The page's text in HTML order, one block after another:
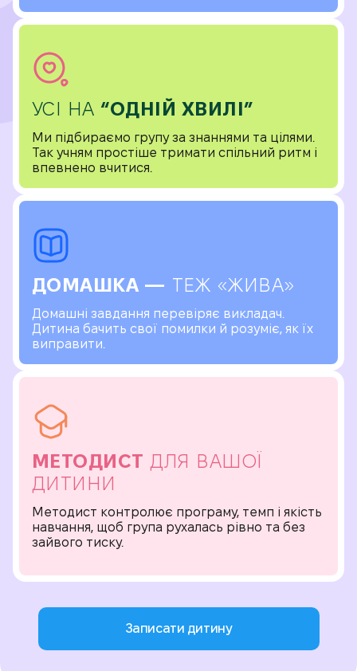
УСІ НА “ОДНІЙ ХВИЛІ”
Ми підбираємо групу за знаннями та цілями.
Так учням простіше тримати спільний ритм і
впевнено вчитися.
ДОМАШКА — ТЕЖ «ЖИВА»
Домашні завдання перевіряє викладач.
Дитина бачить свої помилки й розуміє, як їх
виправити.
МЕТОДИСТ ДЛЯ ВАШОЇ
ДИТИНИ
Методист контролює програму, темп і якість
навчання, щоб група рухалась рівно та без
зайвого тиску.
Записати дитину